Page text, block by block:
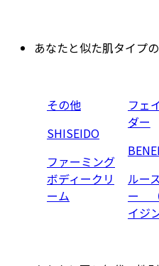
あなたと似た肌タイプ
その他
SHISEIDO
ファーミング
ボディークリ
ーム
フェ
ダー
ルー
ー
イジ